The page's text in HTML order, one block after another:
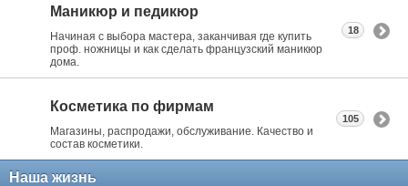
Маникюр и педикюр
Начиная с выбора мастера, заканчивая где купить
проф. ножницы и как сделать французский маникюр
дома.
18
Косметика по фирмам
Магазины, распродажи, обслуживание. Качество и
состав косметики.
105
Наша жизнь